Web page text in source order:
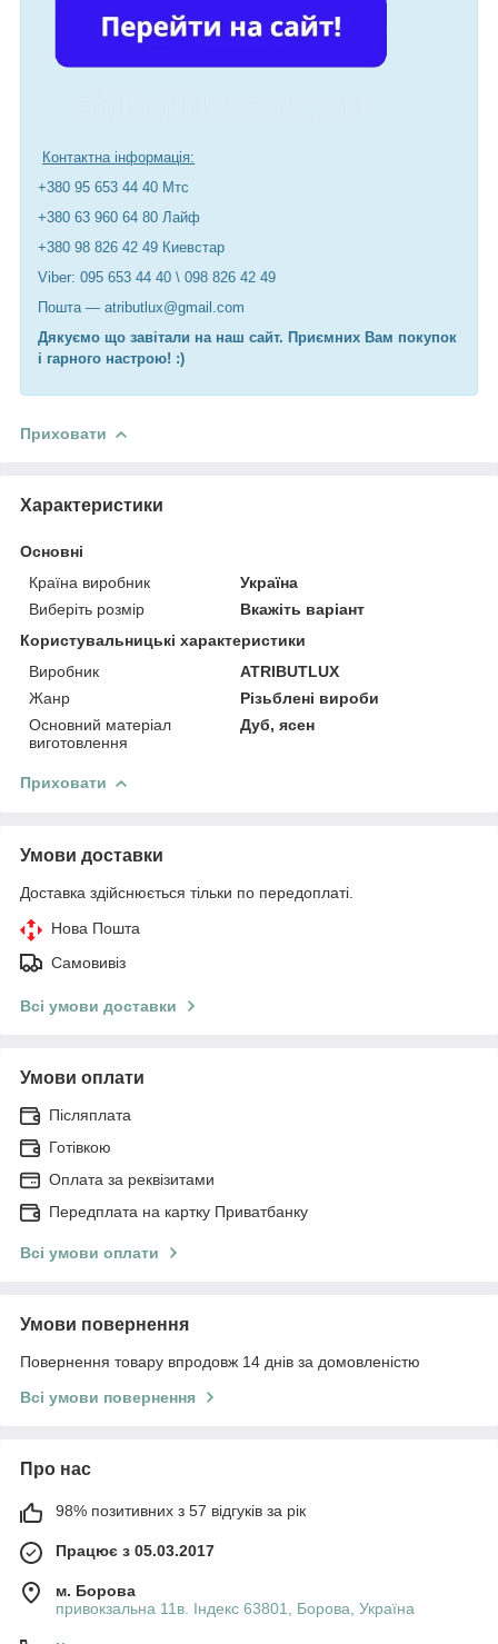
Контактна інформація:
+380 95 653 44 40 Мтс
+380 63 960 64 80 Лайф
+380 98 826 42 49 Киевстар
Viber: 095 653 44 40 \ 098 826 42 49
Пошта — atributlux@gmail.com
Дякуємо що завітали на наш сайт. Приємних Вам покупок
і гарного настрою! :)
Приховати
Характеристики
Основні
Країна виробник
Україна
Виберіть розмір
Вкажіть варіант
Користувальницькі характеристики
Виробник
ATRIBUTLUX
Жанр
Різьблені вироби
Основний матеріал
виготовлення
Дуб, ясен
Приховати
Умови доставки
Доставка здійснюється тільки по передоплаті.
Нова Пошта
Самовивіз
Всі умови доставки
Умови оплати
Післяплата
Готівкою
Оплата за реквізитами
Передплата на картку Приватбанку
Всі умови оплати
Умови повернення
Повернення товару впродовж 14 днів за домовленістю
Всі умови повернення
Про нас
98% позитивних з 57 відгуків за рік
Працює з 05.03.2017
м. Борова
привокзальна 11в. Індекс 63801, Борова, Україна